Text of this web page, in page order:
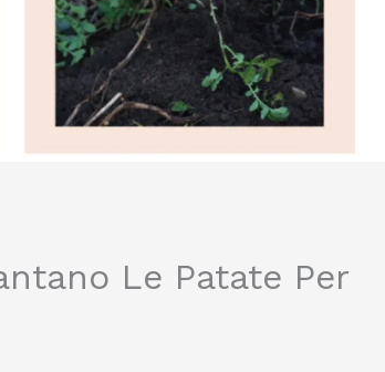
Le Patate Per